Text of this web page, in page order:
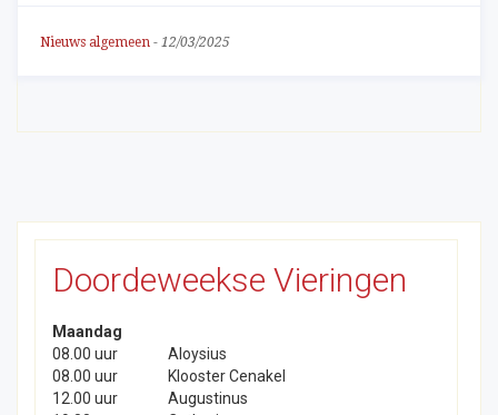
Nieuws algemeen - 12/03/2025
Doordeweekse Vieringen
Maandag
08.00 uur
Aloysius
08.00 uur
Klooster Cenakel
12.00 uur
Augustinus